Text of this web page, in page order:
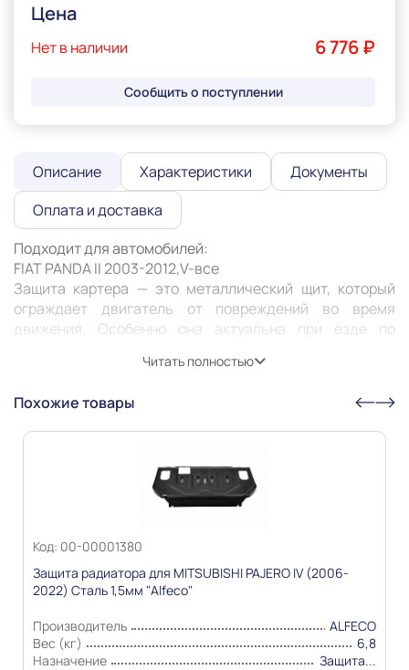
Цена
Нет в наличии 6 776 ₽
Сообщить о поступлении
Описание Характеристики
Документы
Оплата и доставка
Подходит для автомобилей:
FIAT PANDA II 2003-2012,V-все
Защита картера — это металлический щит, который
ограждает двигатель от повреждений во время
движения. Особенно она актуальна при езде по
камни. Защита может предотвратить деформацию или
Информация о технических характеристиках,
комплекте поставки, стране изготовления, внешнем
виде и цвете товара носит справочный характер и
публикации сведениях
Читать полностью
Похожие товары
Код: 00-00001380
Защита радиатора для MITSUBISHI PAJERO IV (2006-
2022) Сталь 1,5мм "Alfeco"
Производитель
ALFECO
Вес (кг)
6,8
Назначение
Защита...